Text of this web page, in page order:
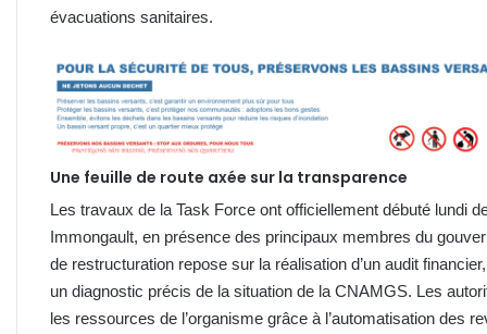
évacuations sanitaires.
Une feuille de route axée sur la transparence
Les travaux de la Task Force ont officiellement débuté lundi
Immongault, en présence des principaux membres du
de restructuration repose sur la réalisation d’un audit
un diagnostic précis de la situation de la CNAMGS. Les
les ressources de l’organisme grâce à l’automatisation des